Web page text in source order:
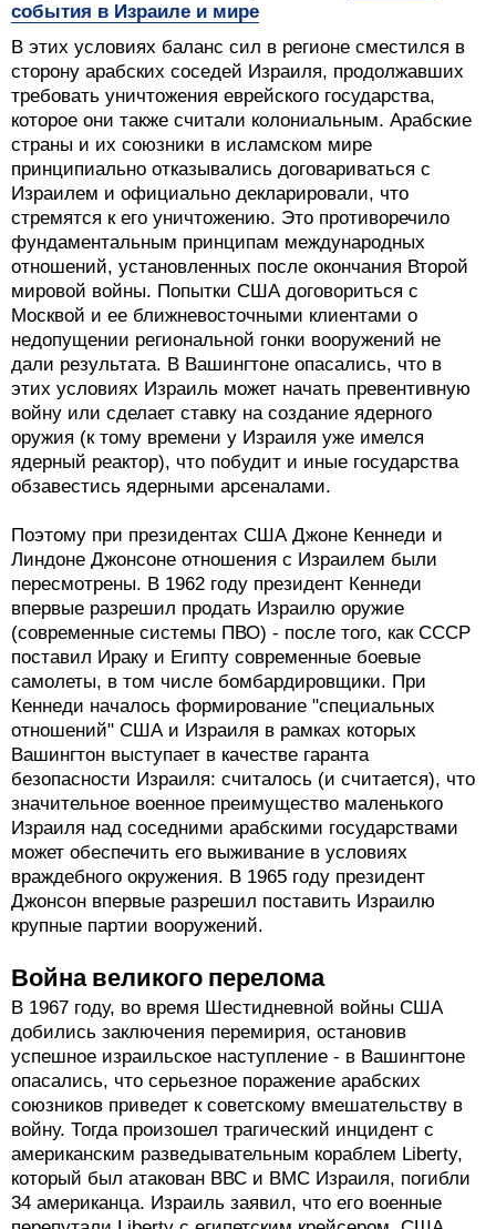
события в Израиле и мире
В этих условиях баланс сил в регионе сместился в
сторону арабских соседей Израиля, продолжавших
требовать уничтожения еврейского государства,
которое они также считали колониальным. Арабские
страны и их союзники в исламском мире
принципиально отказывались договариваться с
Израилем и официально декларировали, что
стремятся к его уничтожению. Это противоречило
фундаментальным принципам международных
отношений, установленных после окончания Второй
мировой войны. Попытки США договориться с
Москвой и ее ближневосточными клиентами о
недопущении региональной гонки вооружений не
дали результата. В Вашингтоне опасались, что в
этих условиях Израиль может начать превентивную
войну или сделает ставку на создание ядерного
оружия (к тому времени у Израиля уже имелся
ядерный реактор), что побудит и иные государства
обзавестись ядерными арсеналами.
Поэтому при президентах США Джоне Кеннеди и
Линдоне Джонсоне отношения с Израилем были
пересмотрены. В 1962 году президент Кеннеди
впервые разрешил продать Израилю оружие
(современные системы ПВО) - после того, как СССР
поставил Ираку и Египту современные боевые
самолеты, в том числе бомбардировщики. При
Кеннеди началось формирование "специальных
отношений" США и Израиля в рамках которых
Вашингтон выступает в качестве гаранта
безопасности Израиля: считалось (и считается), что
значительное военное преимущество маленького
Израиля над соседними арабскими государствами
может обеспечить его выживание в условиях
враждебного окружения. В 1965 году президент
Джонсон впервые разрешил поставить Израилю
крупные партии вооружений.
Война великого перелома
В 1967 году, во время Шестидневной войны США
добились заключения перемирия, остановив
успешное израильское наступление - в Вашингтоне
опасались, что серьезное поражение арабских
союзников приведет к советскому вмешательству в
войну. Тогда произошел трагический инцидент с
американским разведывательным кораблем Liberty,
который был атакован ВВС и ВМС Израиля, погибли
34 американца. Израиль заявил, что его военные